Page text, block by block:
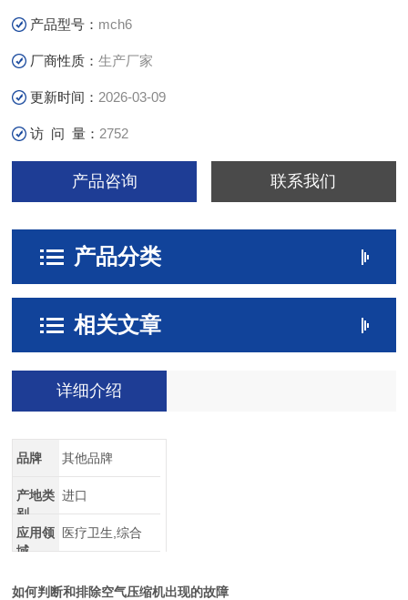
法，大家
也要知道一些的，这样才能够帮助大家更好使用空气压缩机。
故障的判别与扫除办法：
1、查看空压机滤清
产品型号： mch6
厂商性质：生产厂家
更新时间： 2026-03-09
访 问 量： 2752
产品咨询 联系我们
产品分类
相关文章
详细介绍
品牌 其他品牌
产地类
别
进口
应用领
域
医疗卫生,综合
如何判断和排除空气压缩机出现的故障